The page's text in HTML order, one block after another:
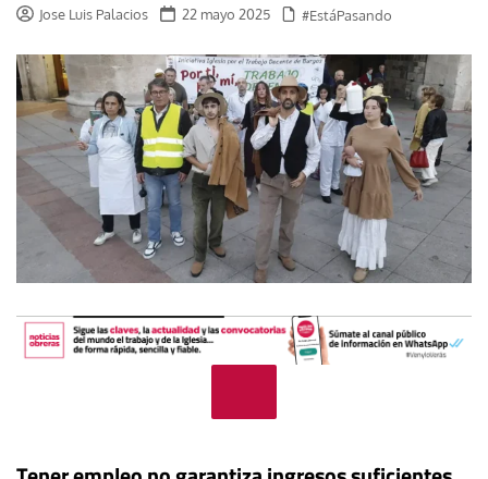
Jose Luis Palacios 22 mayo 2025 #EstáPasando